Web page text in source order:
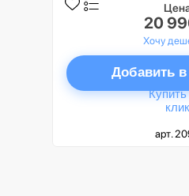
20
Хочу
Добавить в
Купить
клик
арт.